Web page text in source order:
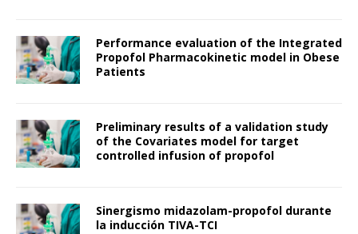
Performance evaluation of the Integrated
Propofol Pharmacokinetic model in Obese
Patients
Preliminary results of a validation study
of the Covariates model for target
controlled infusion of propofol
Sinergismo midazolam-propofol durante
la inducción TIVA-TCI